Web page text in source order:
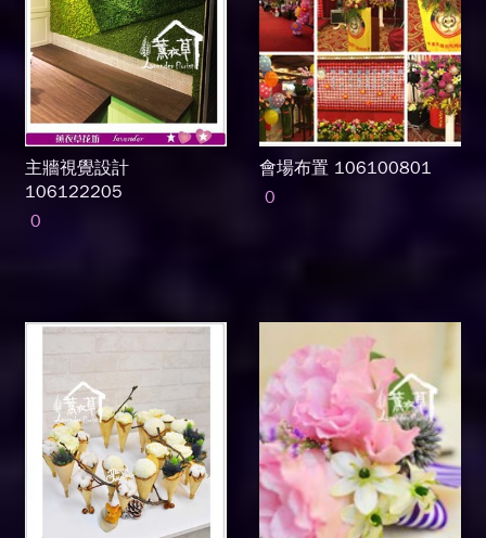
主牆視覺設計
106122205
0
會場布置 106100801
0